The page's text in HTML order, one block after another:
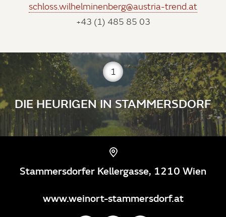
schloss.wilhelminenberg@austria-trend.at
+43 (1) 485 85 03
1
DIE HEURIGEN IN STAMMERSDORF
Stammersdorfer Kellergasse, 1210 Wien
www.weinort-stammersdorf.at